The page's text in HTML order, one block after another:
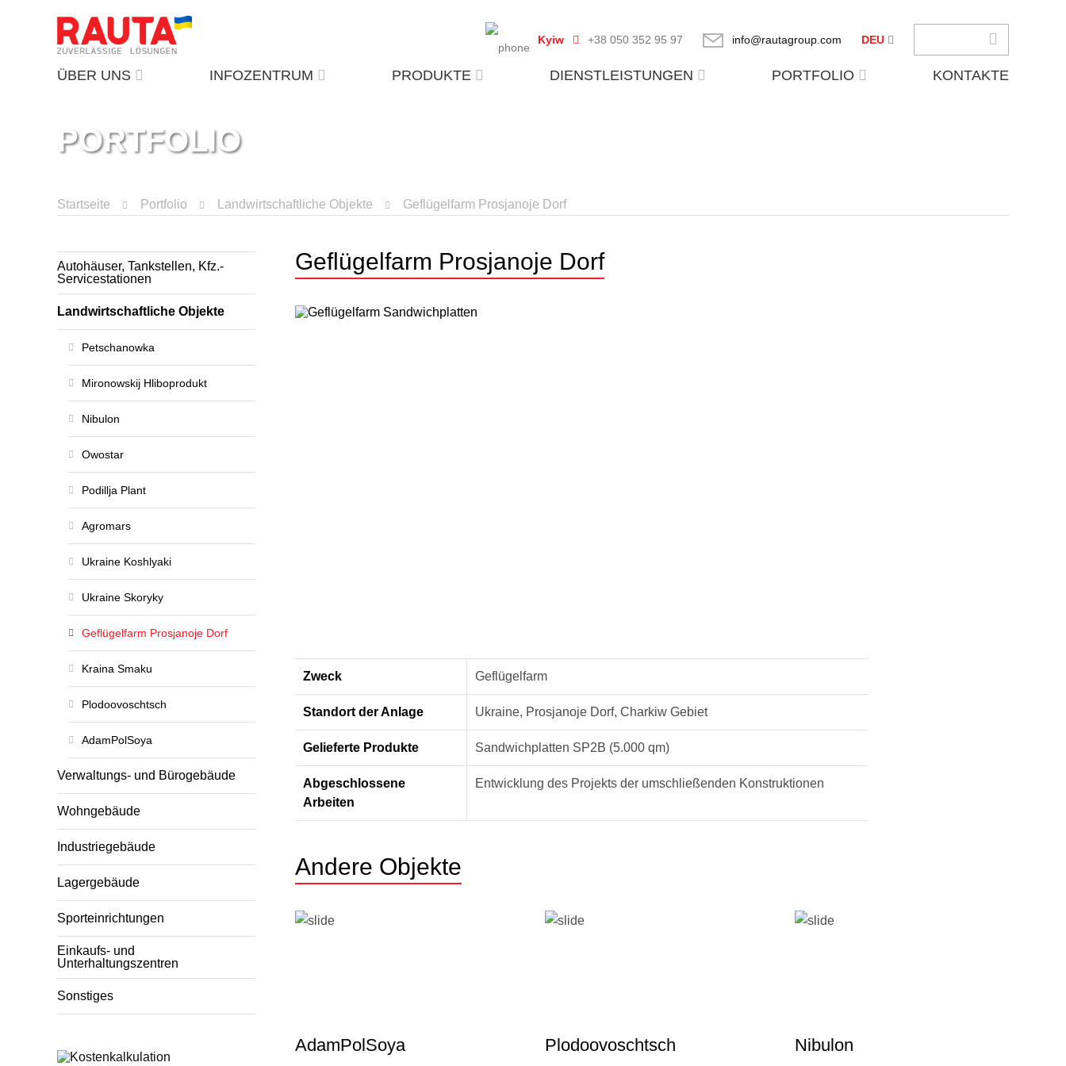
Kyiw +38 050 352 95 97 info@rautagroup.com DEU
ÜBER UNS INFOZENTRUM PRODUKTE DIENSTLEISTUNGEN PORTFOLIO KONTAKTE
PORTFOLIO
Startseite Portfolio Landwirtschaftliche Objekte Geflügelfarm Prosjanoje Dorf
Autohäuser, Tankstellen, Kfz.-
Servicestationen
Landwirtschaftliche Objekte
Petschanowka
Mironowskij Hliboprodukt
Nibulon
Owostar
Podillja Plant
Agromars
Ukraine Koshlyaki
Ukraine Skoryky
Geflügelfarm Prosjanoje Dorf
Kraina Smaku
Plodoovoschtsch
AdamPolSoya
Verwaltungs- und Bürogebäude
Wohngebäude
Industriegebäude
Lagergebäude
Sporteinrichtungen
Einkaufs- und
Unterhaltungszentren
Sonstiges
Geflügelfarm Prosjanoje Dorf
Zweck Geflügelfarm
Standort der Anlage Ukraine, Prosjanoje Dorf, Charkiw Gebiet
Gelieferte Produkte Sandwichplatten SP2B (5.000 qm)
Abgeschlossene
Arbeiten
Entwicklung des Projekts der umschließenden Konstruktionen
Andere Objekte
AdamPolSoya Plodoovoschtsch Nibulon